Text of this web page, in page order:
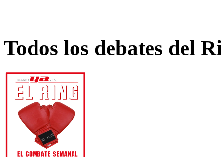
Todos los debates del